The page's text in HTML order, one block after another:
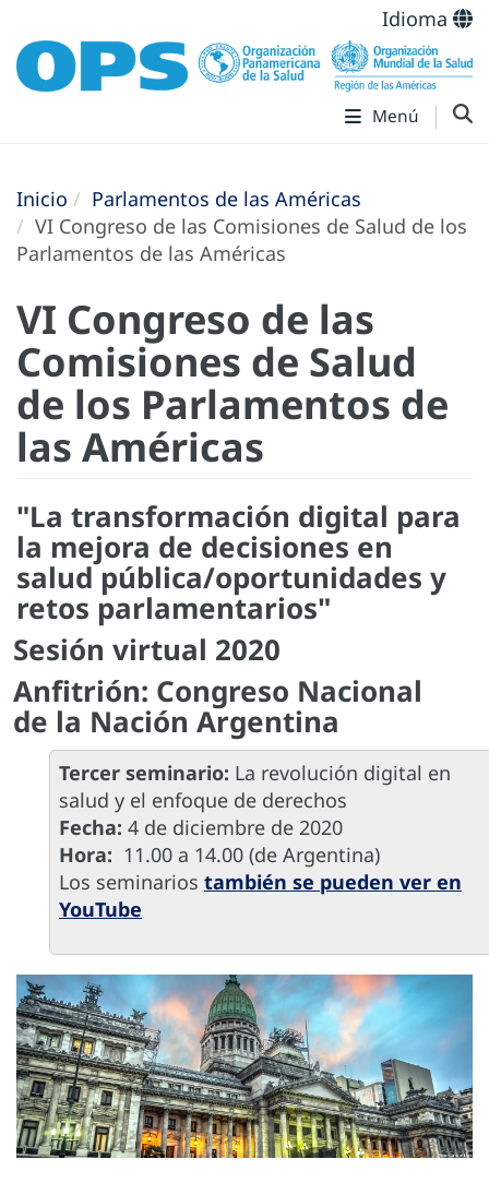
Idioma
Menú
Inicio
Parlamentos de las Américas
VI Congreso de las Comisiones de Salud de los
Parlamentos de las Américas
VI Congreso de las
Comisiones de Salud
de los Parlamentos de
las Américas
"La transformación digital para
la mejora de decisiones en
salud pública/oportunidades y
retos parlamentarios"
Sesión virtual 2020
Anfitrión: Congreso Nacional
de la Nación Argentina
Tercer seminario: La revolución digital en
salud y el enfoque de derechos
​​Fecha: 4 de diciembre de 2020
Hora: 11.00 a 14.00 (de Argentina)
Los seminarios también se pueden ver en
YouTube